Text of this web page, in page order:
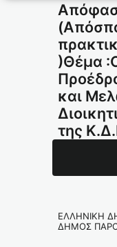
)Θέμα
και
της
ΕΛΛΗΝΙΚΗ
ΔΗΜΟΣ